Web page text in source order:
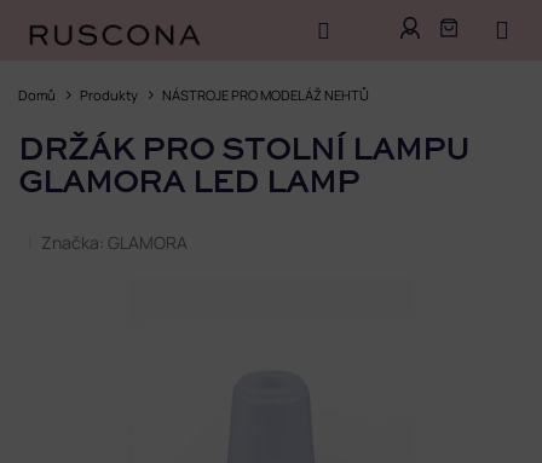
Domů Produkty NÁSTROJE PRO MODELÁŽ NEHTŮ
DRŽÁK PRO STOLNÍ LAMPU
GLAMORA LED LAMP
Značka: GLAMORA